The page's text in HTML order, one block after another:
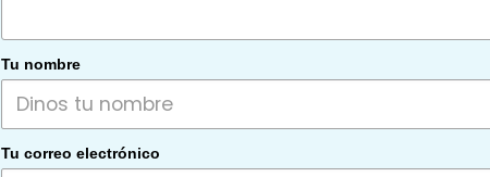
Tu nombre
Tu correo electrónico